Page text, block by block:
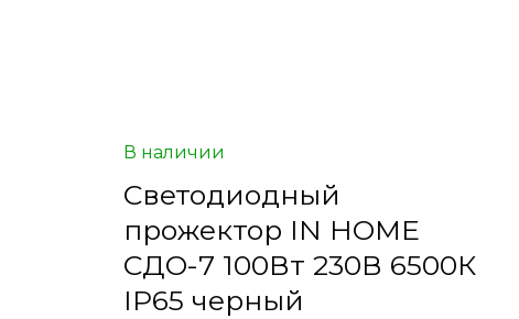
В наличии
Светодиодный
прожектор IN HOME
СДО-7 100Вт 230В 6500К
IP65 черный